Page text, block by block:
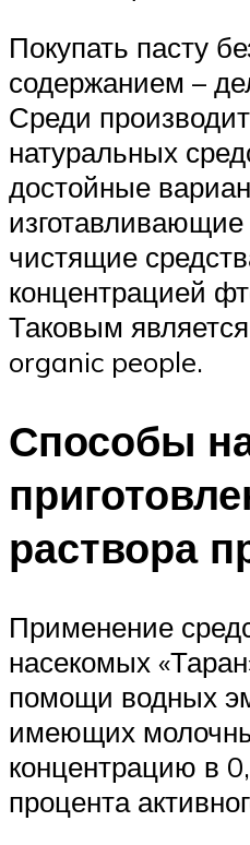
Покупать пасту
содержанием –
Среди
натуральных
достойные
изготавливающие
чистящие
концентрацией
Таковым
organic people.
Способы
раствора
Применение
насекомых
помощи водных
имеющих
концентрацию в
процента